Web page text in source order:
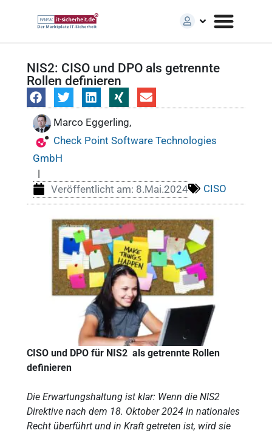
NIS2: CISO und DPO als getrennte
Rollen definieren
Marco Eggerling,
Check Point Software Technologies
GmbH
|
Veröffentlicht am: 8.Mai.2024 CISO
CISO und DPO für NIS2 als getrennte Rollen
definieren
Die Erwartungshaltung ist klar: Wenn die NIS2
Direktive nach dem 18. Oktober 2024 in nationales
Recht überführt und in Kraft getreten ist, wird sie